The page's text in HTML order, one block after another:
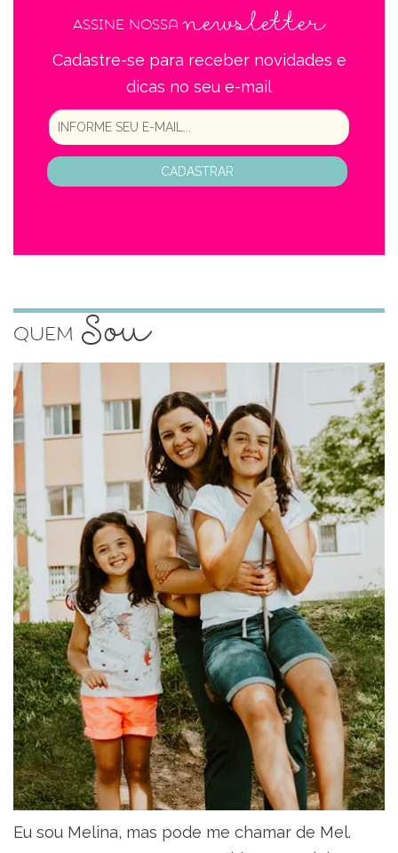
Assine nossanewsletter
Cadastre-se para receber novidades e
dicas no seu e-mail
CADASTRAR
Quem Sou
Eu sou Melina, mas pode me chamar de Mel.